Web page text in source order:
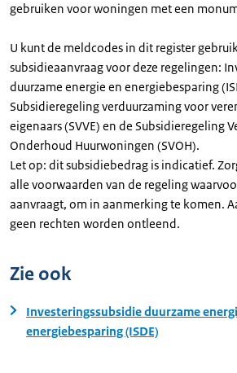
gebruiken voor woningen met een
U kunt de meldcodes in dit register
subsidieaanvraag voor deze regelingen:
duurzame energie en energiebesparing
Subsidieregeling verduurzaming voor
eigenaars (SVVE) en de Subsidieregeling
Onderhoud Huurwoningen (SVOH).
Let op: dit subsidiebedrag is indicatief.
alle voorwaarden van de regeling
aanvraagt, om in aanmerking te komen.
geen rechten worden ontleend.
Zie ook
Investeringssubsidie duurzame
energiebesparing (ISDE)